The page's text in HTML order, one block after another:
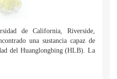
de California, Riverside,
una sustancia capaz de
del Huanglongbing (HLB). La